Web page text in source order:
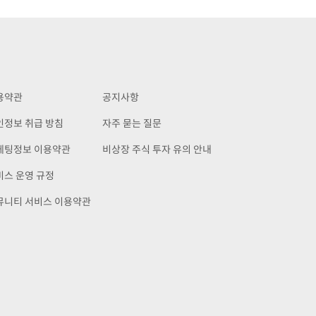
약관
정보 취급 방침
팅정보 이용약관
스 운영 규정
니티 서비스 이용약관
공지사항
자주 묻는 질문
비상장 주식 투자 유의 안내